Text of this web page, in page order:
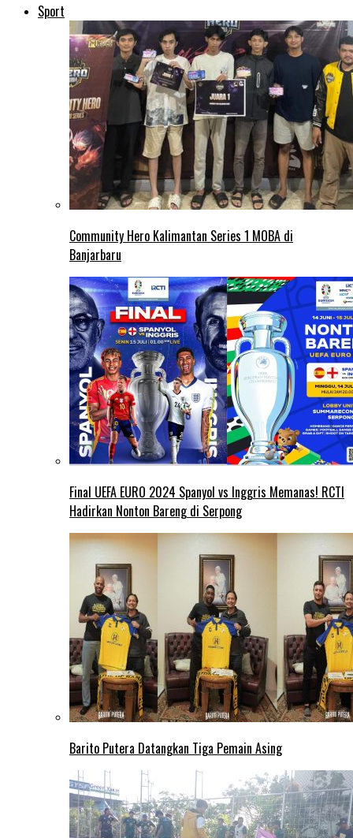
Sport
Community Hero Kalimantan Series 1 MOBA di
Banjarbaru
Final UEFA EURO 2024 Spanyol vs Inggris Memanas! RCTI
Hadirkan Nonton Bareng di Serpong
Barito Putera Datangkan Tiga Pemain Asing